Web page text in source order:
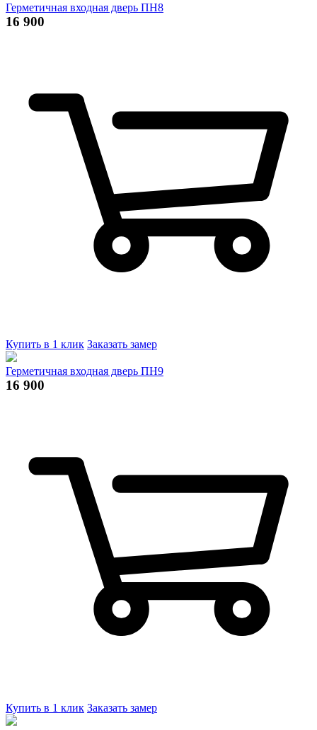
Герметичная входная дверь ПН8
16 900
Купить в 1 клик Заказать замер
Герметичная входная дверь ПН9
16 900
Купить в 1 клик Заказать замер